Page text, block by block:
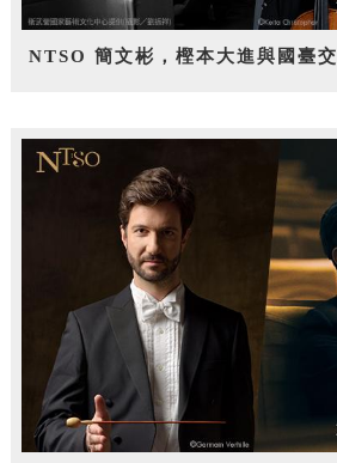
NTSO 簡文彬，樫本大進與國臺交